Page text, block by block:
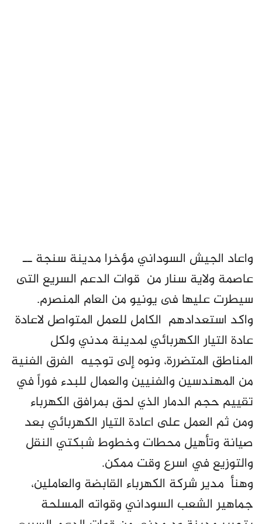
واعاد الجيش السوداني مؤخرا مدينة سنجة ــ
عاصمة ولاية سنار من قوات الدعم السريع التى
سيطرت عليها فى يونيو من العام المنصرم.
واكد استعدادهم الكامل للعمل المتواصل لاعادة
عادة التيار الكهربائي لمدينة مدني ولكل
المناطق المتضررة، ونوه إلى توجيه الفرق الفنية
من المهندسين والفنيين والعمال للبدء فوراً في
تقييم حجم الدمار الذي لحق بمرافق الكهرباء
ومن ثم العمل على اعادة التيار الكهربائي بعد
صيانة وتأهيل محطات وخطوط شبكتي النقل
والتوزيع في اسرع وقت ممكن.
وهنأ مدير شركة الكهرباء القابضة والعاملين،
جماهير الشعب السوداني وقواته المسلحة